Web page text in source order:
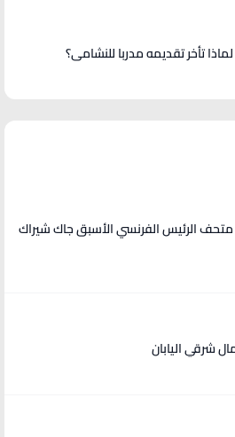
للمرة الثالثة خلال عام واحد .. متحف الرئيس الفرنسي الأسبق جاك شيراك